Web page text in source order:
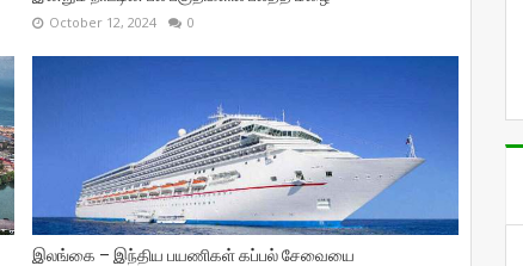
October 12, 2024 0
இலங்கை – இந்திய பயணிகள் கப்பல் சேவையை